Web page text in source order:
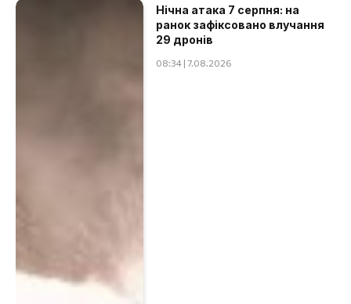
Нічна атака 7 серпня: на
ранок зафіксовано влучання
29 дронів
08:34 | 7.08.2026